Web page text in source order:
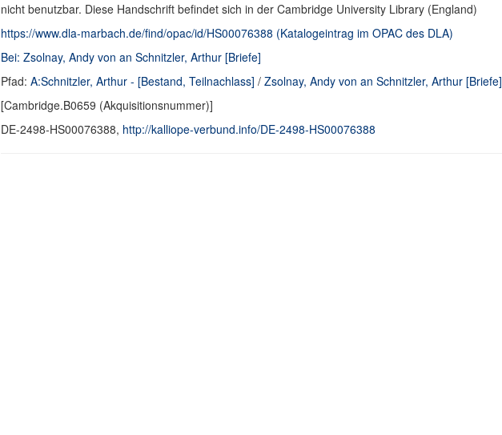
nicht benutzbar. Diese Handschrift befindet sich in der Cambridge University Library (England)
https://www.dla-marbach.de/find/opac/id/HS00076388 (Katalogeintrag im OPAC des DLA)
Bei: Zsolnay, Andy von an Schnitzler, Arthur [Briefe]
Pfad: A:Schnitzler, Arthur - [Bestand, Teilnachlass] / Zsolnay, Andy von an Schnitzler, Arthur [Briefe]
[Cambridge.B0659 (Akquisitionsnummer)]
DE-2498-HS00076388, http://kalliope-verbund.info/DE-2498-HS00076388